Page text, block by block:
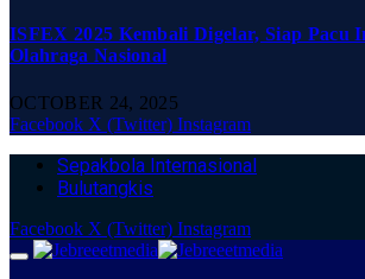
ISFEX 2025 Kembali Digelar, Siap Pacu
Olahraga Nasional
OCTOBER 24, 2025
Facebook X (Twitter) Instagram
Sepakbola Internasional
Bulutangkis
Facebook X (Twitter) Instagram